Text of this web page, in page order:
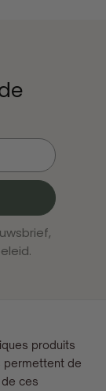
produits
permettent de
ces